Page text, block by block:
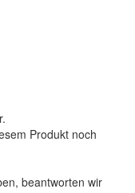
Produkt noch
beantworten wir